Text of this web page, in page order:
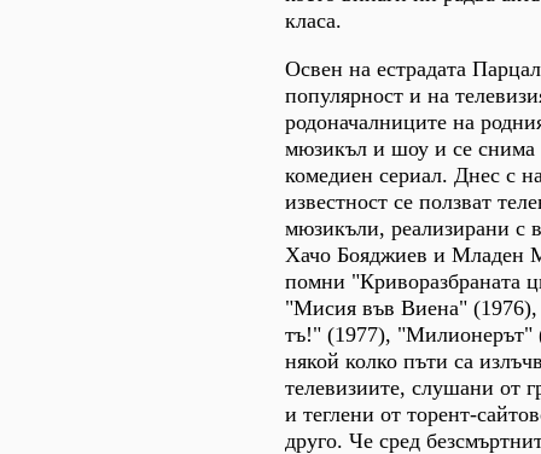
класа.
Освен на естрадата
популярност и на
родоначалниците на
мюзикъл и шоу и се снима
комедиен сериал. Днес с
известност се ползват
мюзикъли, реализирани с
Хачо Бояджиев и Младен
помни "Криворазбраната
"Мисия във Виена" (1976),
тъ!" (1977), "Милионерът"
някой колко пъти са
телевизиите, слушани от
и теглени от торент-
друго. Че сред